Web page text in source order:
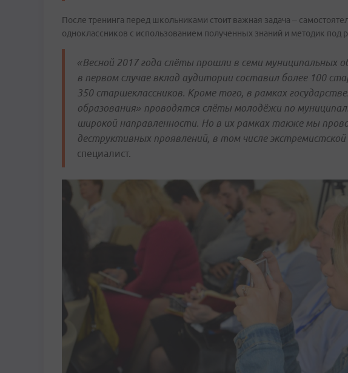
После тренинга перед школьниками стоит важная задача –
одноклассников с использованием полученных знаний и методик под
«Весной 2017 года слёты прошли в семи муниципальных
в первом случае вклад аудитории составил более 100
350 старшеклассников. Кроме того, в рамках
образования» проводятся слёты молодёжи по
широкой направленности. Но в их рамках также мы
деструктивных проявлений, в том числе
специалист.